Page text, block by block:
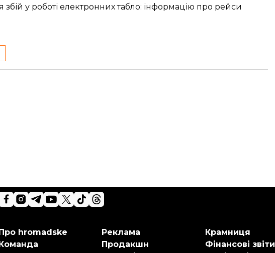
збій у роботі електронних табло: інформацію про рейси
hromadske
Реклама
Продакшн
Крамниця
Фінансові звіти